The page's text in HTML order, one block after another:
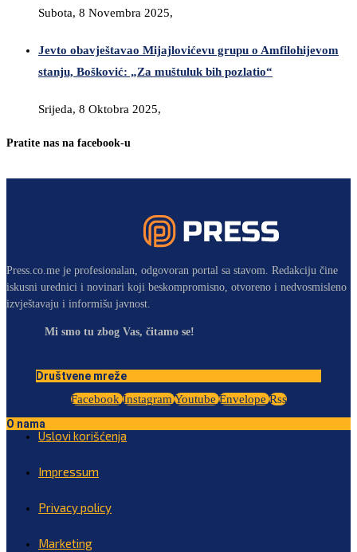
Subota, 8 Novembra 2025,
Jevto obavještavao Mijajlovićevu grupu o Amfilohijevom
stanju, Bošković: „Za muštuluk bih pozlatio“
Srijeda, 8 Oktobra 2025,
Pratite nas na facebook-u
Press.co.me je profesionalan, odgovoran portal sa stavom. Redakciju čine
iskusni urednici i novinari koji beskompromisno, otvoreno i nedvosmisleno
izvještavaju i informišu javnost.
Mi smo tu zbog Vas, čitamo se!
Društvene mreže
Facebook Instagram Youtube Envelope Rss
O nama
Uslovi korišćenja
Impressum
Privacy policy
Marketing